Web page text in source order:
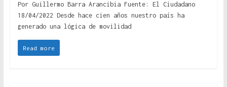
Por Guillermo Barra Arancibia Fuente: El Ciudadano
18/04/2022 Desde hace cien años nuestro país ha
generado una lógica de movilidad
Read more